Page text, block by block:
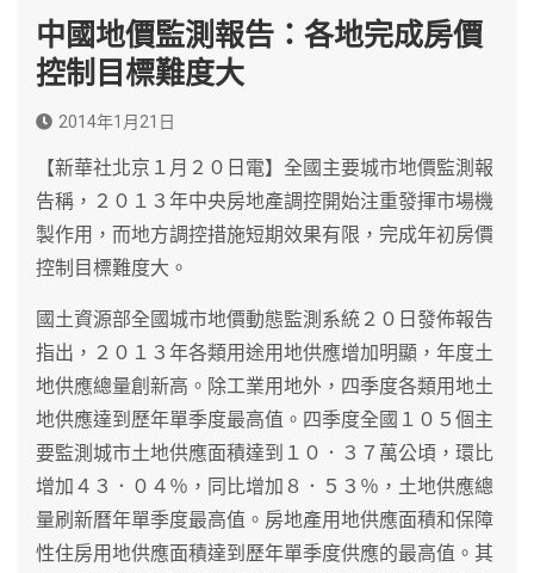
中國地價監測報告：各地完成房價
控制目標難度大
2014年1月21日
【新華社北京１月２０日電】全國主要城市地價監測報
告稱，２０１３年中央房地產調控開始注重發揮市場機
製作用，而地方調控措施短期效果有限，完成年初房價
控制目標難度大。
國土資源部全國城市地價動態監測系統２０日發佈報告
指出，２０１３年各類用途用地供應增加明顯，年度土
地供應總量創新高。除工業用地外，四季度各類用地土
地供應達到歷年單季度最高值。四季度全國１０５個主
要監測城市土地供應面積達到１０．３７萬公頃，環比
增加４３．０４％，同比增加８．５３％，土地供應總
量刷新曆年單季度最高值。房地產用地供應面積和保障
性住房用地供應面積達到歷年單季度供應的最高值。其